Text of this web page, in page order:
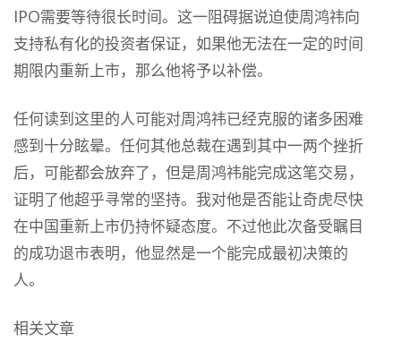
IPO需要等待很长时间。这一阻碍据说迫使周鸿祎向
支持私有化的投资者保证，如果他无法在一定的时间
期限内重新上市，那么他将予以补偿。
任何读到这里的人可能对周鸿祎已经克服的诸多困难
感到十分眩晕。任何其他总裁在遇到其中一两个挫折
后，可能都会放弃了，但是周鸿祎能完成这笔交易，
证明了他超乎寻常的坚持。我对他是否能让奇虎尽快
在中国重新上市仍持怀疑态度。不过他此次备受瞩目
的成功退市表明，他显然是一个能完成最初决策的
人。
相关文章